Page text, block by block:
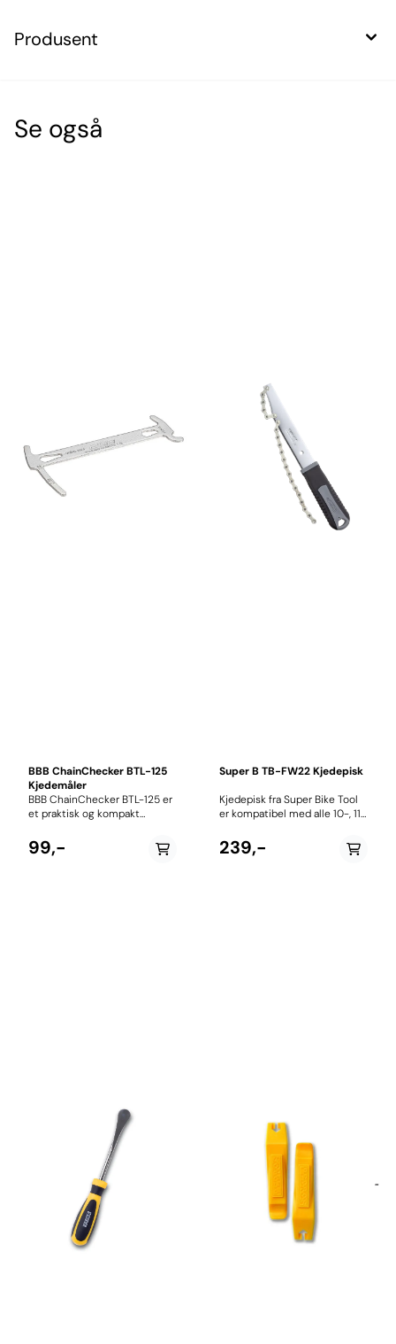
Produsent
Se også
BBB ChainChecker BTL-125
Kjedemåler
BBB ChainChecker BTL-125 er
et praktisk og kompakt
kontrollere slitasjen på
sykkelkjedet. Ved å måle
99,-
Super B TB-FW22 Kjedepisk
Kjedepisk fra Super Bike Tool
er kompatibel med alle 10-, 11-
Verktøyet er produsert i
kvalitetsmaterialer og har et
239,-